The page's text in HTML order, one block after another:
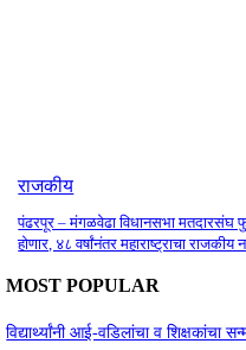
राजकीय
पंढरपूर – मंगळवेढा विधानसभा
होणार, ४८ वर्षांनंतर महाराष्ट्राचा
MOST POPULAR
विद्यार्थ्यांनी आई-वडिलांचा व